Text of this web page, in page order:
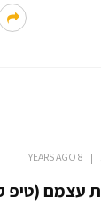
8 YEARS AGO
עצמם (טיפ